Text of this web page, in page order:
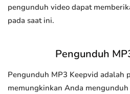
pengunduh video dapat
pada saat ini.
Pengunduh
Pengunduh MP3 Keepvid adalah
memungkinkan Anda